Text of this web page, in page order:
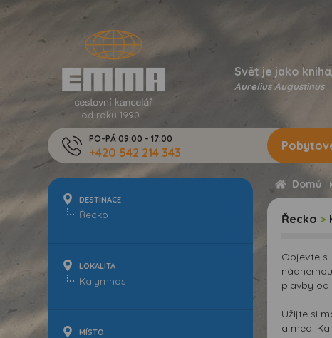
od roku 1990
Svět je jako
Aurelius Augustinus
PO-PÁ 09:00 - 17:00
+420 542 214 343
DESTINACE
LOKALITA
MÍSTO
Domů
Řecko >
Objevte s
plavby od
Užijte si
a med.